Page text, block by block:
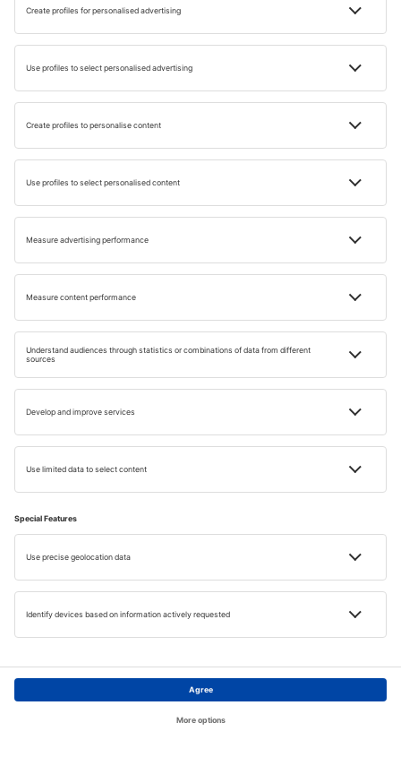
októberig tartó dátumokat, amikor a legjobb időjárási
körülményekre számíthat.
Ha igazi, olaszos, napfényes nyaralásról álmodozik,
foglaljon időpontot júniusra, júliusra vagy augusztusra. Ne
Ha jobban szereti a városnézést, és nem törődik annyira a
akkor tavasszal vagy ősszel biztosan elmehet Bariba. Az
időjárásnak továbbra is kellemesnek kell lennie,
ugyanakkor az árak jóval alacsonyabbak lesznek, és sokat
Az ideális kompromisszum a szezon határán lévő
hónapok, azaz május és szeptember. Akkor nyugodtan
élvezheti a strandok varázsát, de kicsit kevesebbet költ az
utazásra, és elkerülheti a tömeget.
© iStock
Hogyan juthat el Bariba?